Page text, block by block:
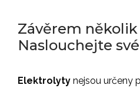
Závěrem několik
Naslouchejte
Elektrolyty nejsou určeny